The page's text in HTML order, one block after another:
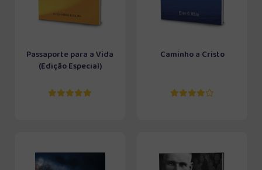
Passaporte para a Vida
(Edição Especial)
Caminho a Cristo